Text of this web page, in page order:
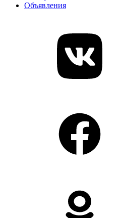
Объявления